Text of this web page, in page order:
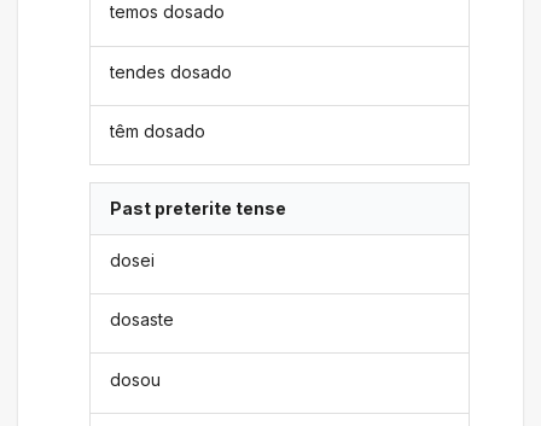
temos dosado
tendes dosado
têm dosado
Past preterite tense
dosei
dosaste
dosou